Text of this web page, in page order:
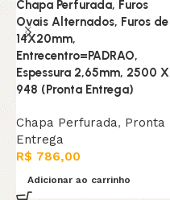
Chapa Perfurada, Furos
Ovais Alternados, Furos de
14X20mm,
Entrecentro=PADRAO,
Espessura 2,65mm, 2500 X
948 (Pronta Entrega)
Chapa Perfurada, Pronta
Entrega
R$ 786,00
Adicionar ao carrinho